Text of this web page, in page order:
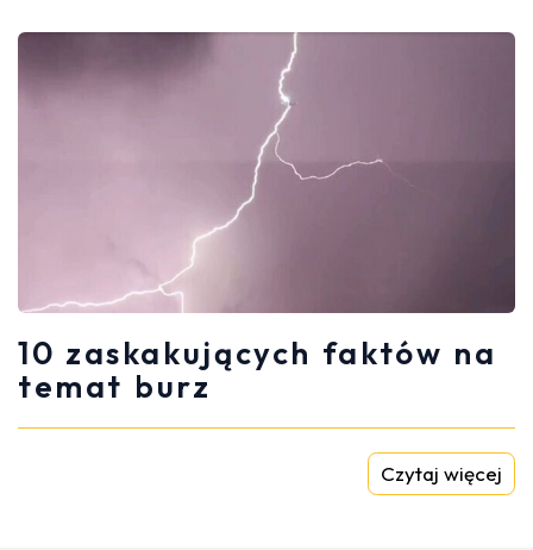
10 zaskakujących faktów na
temat burz
Czytaj więcej